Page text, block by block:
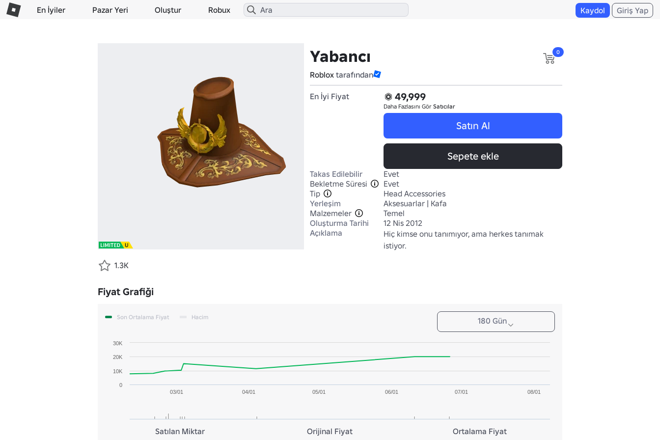
En İyiler Pazar Yeri Oluştur Robux Kaydol Giriş Yap
Yabancı
Roblox tarafından
0
En İyi Fiyat 49,999
Daha Fazlasını Gör Satıcılar
Satın Al
Sepete ekle
Takas Edilebilir
Evet
Bekletme Süresi
Evet
Tip
Head Accessories
Yerleşim
Aksesuarlar | Kafa
Malzemeler
Temel
Oluşturma Tarihi
12 Nis 2012
Açıklama
Hiç kimse onu tanımıyor, ama herkes tanımak
istiyor.
1.3K
Fiyat Grafiği
180 Gün
Son Ortalama Fiyat Hacim
03/01 04/01 05/01 06/01 07/01 08/01
0
10K
20K
30K
Satılan Miktar Orijinal Fiyat Ortalama Fiyat